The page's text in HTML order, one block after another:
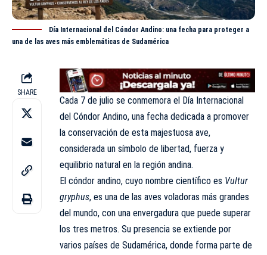
Día Internacional del Cóndor Andino: una fecha para proteger a
una de las aves más emblemáticas de Sudamérica
SHARE
Cada 7 de julio se conmemora el Día Internacional
del Cóndor Andino, una fecha dedicada a promover
la conservación de esta majestuosa ave,
considerada un símbolo de libertad, fuerza y
equilibrio natural en la región andina.
El cóndor andino, cuyo nombre científico es Vultur
gryphus, es una de las aves voladoras más grandes
del mundo, con una envergadura que puede superar
los tres metros. Su presencia se extiende por
varios países de Sudamérica, donde forma parte de